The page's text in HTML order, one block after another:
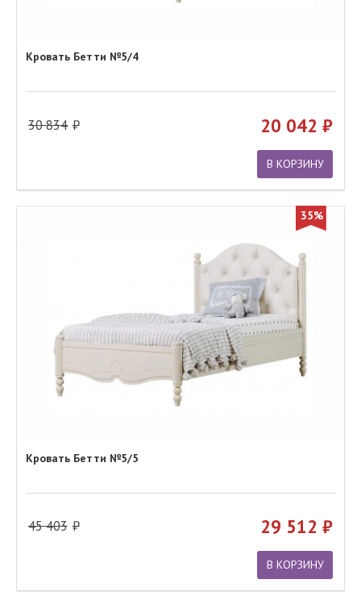
Кровать Бетти №5/4
30 834 20 042
В КОРЗИНУ
35%
Кровать Бетти №5/5
45 403 29 512
В КОРЗИНУ